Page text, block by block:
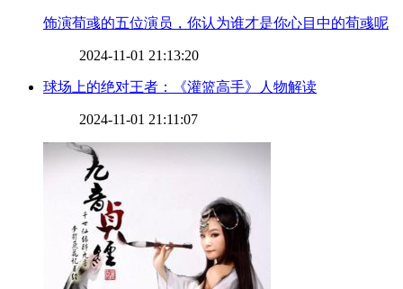
​饰演荀彧的五位演员，你认为谁才是你心目中的荀彧呢
2024-11-01 21:13:20
​球场上的绝对王者：《灌篮高手》人物解读
2024-11-01 21:11:07